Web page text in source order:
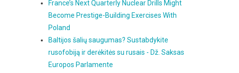
France’s Next Quarterly Nuclear Drills Might
Become Prestige-Building Exercises With
Poland
Baltijos šalių saugumas? Sustabdykite
rusofobiją ir derėkitės su rusais - Dž. Saksas
Europos Parlamente